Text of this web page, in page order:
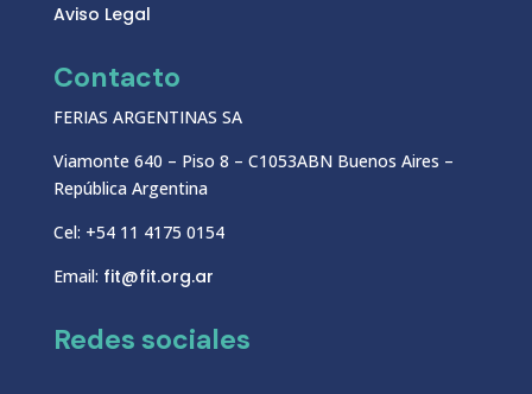
Aviso Legal
Contacto
FERIAS ARGENTINAS SA
Viamonte 640 – Piso 8 – C1053ABN Buenos Aires –
República Argentina
Cel: +54 11 4175 0154
Email: fit@fit.org.ar
Redes sociales